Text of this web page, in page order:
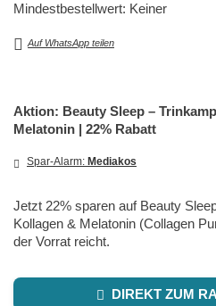
Mindestbestellwert: Keiner
Auf WhatsApp teilen
Aktion: Beauty Sleep –
Melatonin | 22% Rabatt
Spar-Alarm: Mediakos
Jetzt 22% sparen auf Beauty
Kollagen & Melatonin (Collagen
der Vorrat reicht.
DIREKT ZUM